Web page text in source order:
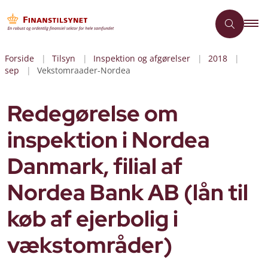
Forside Tilsyn Inspektion og afgørelser
2018
sep
Vekstomraader-Nordea
Redegørelse om
inspektion i Nordea
Danmark, filial af
Nordea Bank AB (lån til
køb af ejerbolig i
vækstområder)